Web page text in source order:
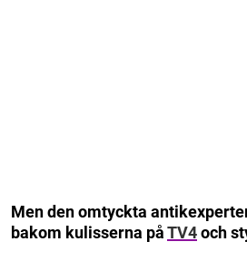
Men den omtyckta
bakom kulisserna påTV4och